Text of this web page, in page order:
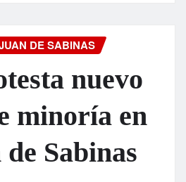
DE SABINAS
nuevo
minorí­a en
Sabinas